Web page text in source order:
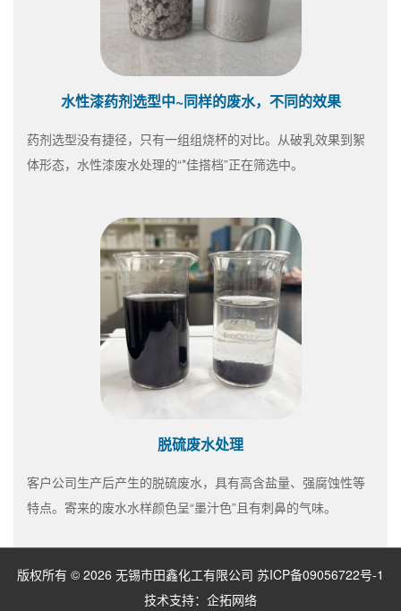
水性漆药剂选型中~同样的废水，不同的效果
药剂选型没有捷径，只有一组组烧杯的对比。从破乳效果到絮
体形态，水性漆废水处理的“*佳搭档”正在筛选中。
脱硫废水处理
客户公司生产后产生的脱硫废水，具有高含盐量、强腐蚀性等
特点。寄来的废水水样颜色呈“墨汁色”且有刺鼻的气味。
版权所有 © 2026 无锡市田鑫化工有限公司 苏ICP备09056722号-1
技术支持： 企拓网络